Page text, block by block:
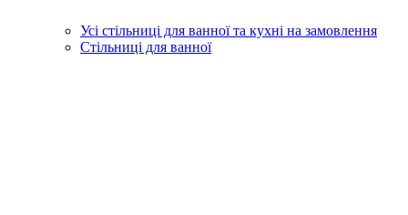
Усі стільниці для ванної та кухні на замовлення
Стільниці для ванної